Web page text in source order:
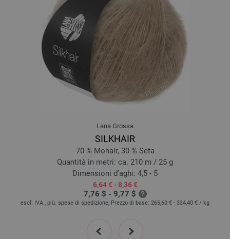
grigio chiaro/ grigio scuro/ grigio marrone | EAN:
4033493409506
7235-grigio chiaro/grigio scuro/ blu chiaro/ blu scuro/
blu notte | EAN:
4033493409513
7236-grigio chiaro/grigio scuro/ rosso vino/
prugna | EAN:
4033493409520
Lana Grossa
SILKHAIR
70 % Mohair, 30 % Seta
Quantità in metri: ca. 210 m / 25 g
Dimensioni d’aghi: 4,5 - 5
6,64 € - 8,36 €
7,76 $ - 9,77 $
escl. IVA., più. spese di spedizione, Prezzo di base: 265,60 € - 334,40 € / kg
prev next